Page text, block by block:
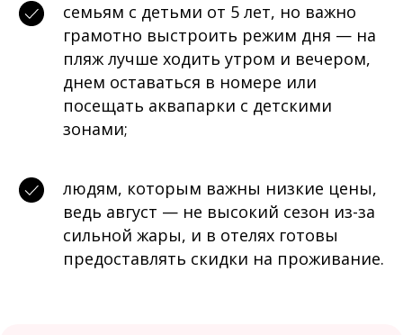
семьям с детьми от 5 лет, но важно
грамотно выстроить режим дня — на
пляж лучше ходить утром и вечером,
днем оставаться в номере или
посещать аквапарки с детскими
зонами;
людям, которым важны низкие цены,
ведь август — не высокий сезон из-за
сильной жары, и в отелях готовы
предоставлять скидки на проживание.